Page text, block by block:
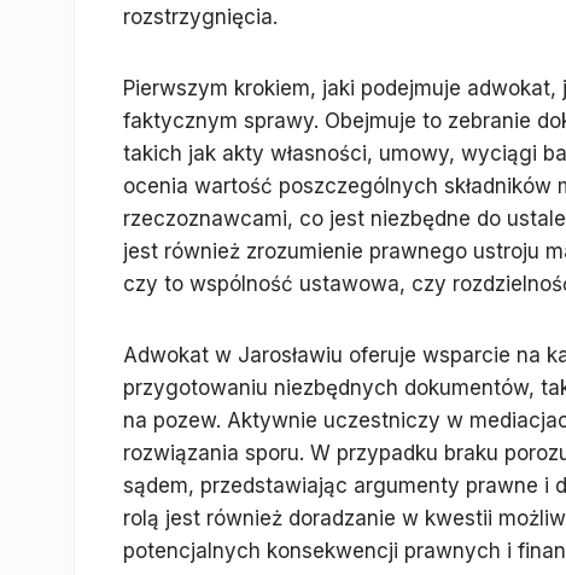
rozstrzygnięcia.
Pierwszym krokiem, jaki podejmuje
faktycznym sprawy. Obejmuje to zebranie
takich jak akty własności, umowy, wyciągi
ocenia wartość poszczególnych składników
rzeczoznawcami, co jest niezbędne do
jest również zrozumienie prawnego ustroju
czy to wspólność ustawowa, czy
Adwokat w Jarosławiu oferuje wsparcie na
przygotowaniu niezbędnych dokumentów,
na pozew. Aktywnie uczestniczy w
rozwiązania sporu. W przypadku braku
sądem, przedstawiając argumenty prawne i
rolą jest również doradzanie w kwestii
potencjalnych konsekwencji prawnych i